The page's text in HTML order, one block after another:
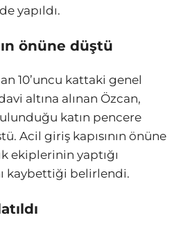
yapıldı.
önüne düştü
10’uncu kattaki genel
altına alınan Özcan,
katın pencere
Acil giriş kapısının önüne
ekiplerinin yaptığı
kaybettiği belirlendi.